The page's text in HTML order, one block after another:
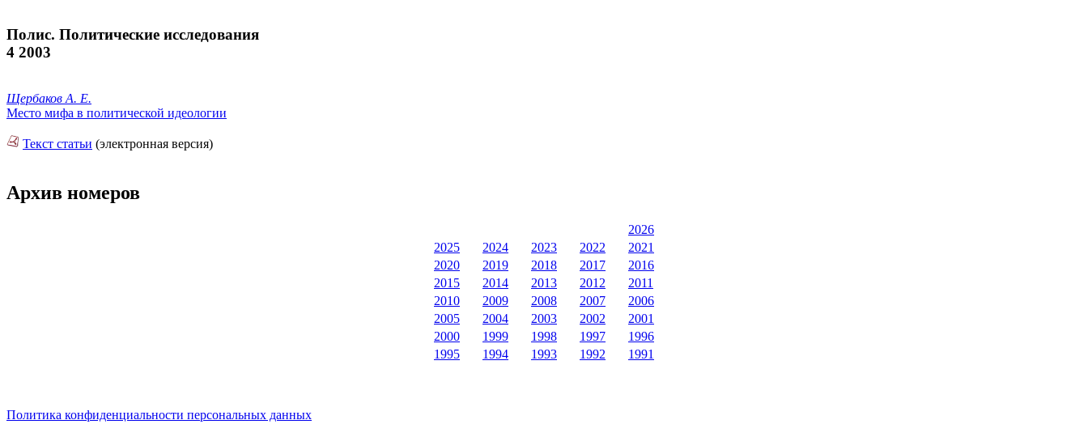
Полис. Политические исследования
4 2003
Щербаков А. Е.
Место мифа в политической идеологии
Текст статьи (электронная версия)
Архив номеров
2026
2025
2024 2023 2022
2021
2020
2019 2018 2017
2016
2015
2014 2013 2012
2011
2010
2009 2008 2007
2006
2005
2004 2003 2002
2001
2000
1999 1998 1997
1996
1995
1994 1993 1992 1991
Политика конфиденциальности персональных данных